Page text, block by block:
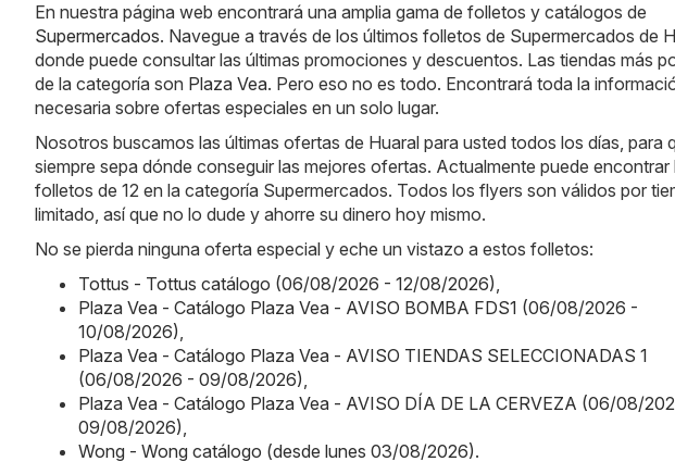
En nuestra página web encontrará una amplia gama de folletos y catálogos de
Supermercados. Navegue a través de los últimos folletos de Supermercados de
donde puede consultar las últimas promociones y descuentos. Las tiendas más
de la categoría son Plaza Vea. Pero eso no es todo. Encontrará toda la
necesaria sobre ofertas especiales en un solo lugar.
Nosotros buscamos las últimas ofertas de Huaral para usted todos los días, para
siempre sepa dónde conseguir las mejores ofertas. Actualmente puede encontrar
folletos de 12 en la categoría Supermercados. Todos los flyers son válidos por
limitado, así que no lo dude y ahorre su dinero hoy mismo.
No se pierda ninguna oferta especial y eche un vistazo a estos folletos:
Tottus - Tottus catálogo (06/08/2026 - 12/08/2026),
Plaza Vea - Catálogo Plaza Vea - AVISO BOMBA FDS1 (06/08/2026 -
10/08/2026),
Plaza Vea - Catálogo Plaza Vea - AVISO TIENDAS SELECCIONADAS 1
(06/08/2026 - 09/08/2026),
Plaza Vea - Catálogo Plaza Vea - AVISO DÍA DE LA CERVEZA (06/08/
09/08/2026),
Wong - Wong catálogo (desde lunes 03/08/2026).